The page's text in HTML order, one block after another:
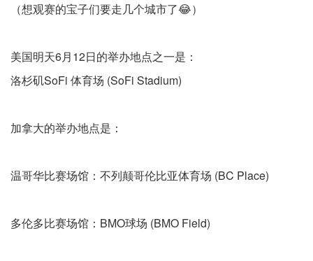
（想观赛的宝子们要走几个城市了😂）
美国明天6月12日的举办地点之一是：
洛杉矶SoFi 体育场 (SoFi Stadium)
加拿大的举办地点是：
温哥华比赛场馆：不列颠哥伦比亚体育场 (BC Place)
多伦多比赛场馆：BMO球场 (BMO Field)